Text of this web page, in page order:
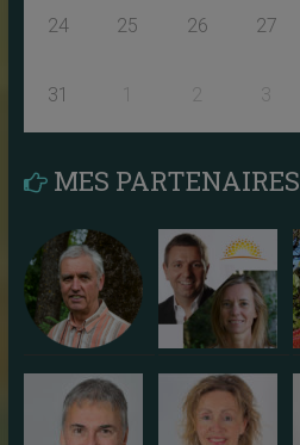
24 25 26 27
31 1 2 3
MES PARTENAIRES